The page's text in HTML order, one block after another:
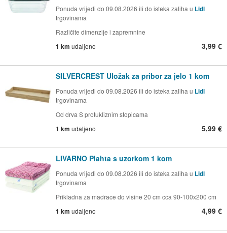
Ponuda vrijedi do 09.08.2026 ili do isteka zaliha u Lidl
trgovinama
Različite dimenzije i zapremnine
1 km udaljeno 3,99 €
SILVERCREST Uložak za pribor za jelo 1 kom
Ponuda vrijedi do 09.08.2026 ili do isteka zaliha u Lidl
trgovinama
Od drva S protukliznim stopicama
1 km udaljeno 5,99 €
LIVARNO Plahta s uzorkom 1 kom
Ponuda vrijedi do 09.08.2026 ili do isteka zaliha u Lidl
trgovinama
Prikladna za madrace do visine 20 cm cca 90-100x200 cm
1 km udaljeno 4,99 €